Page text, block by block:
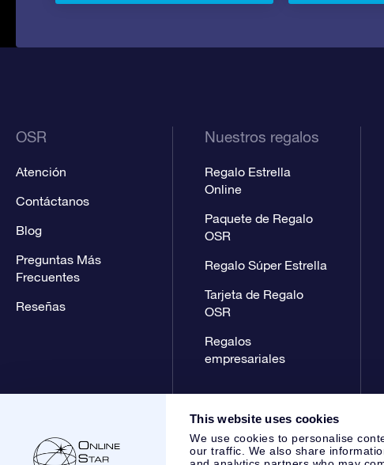
This website uses cookies
We use cookies to personalise
our traffic. We also share
OSR
Atención
Contáctanos
Blog
Preguntas Más
Frecuentes
Reseñas
Nuestros regalos
Regalo Estrella
Online
Paquete de Regalo
OSR
Regalo Súper Estrella
Tarjeta de Regalo
OSR
Regalos
empresariales